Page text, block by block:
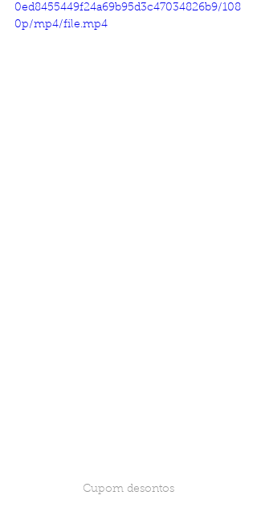
0ed8455449f24a69b95d3c47034826b9/108
0p/mp4/file.mp4
Cupom desontos